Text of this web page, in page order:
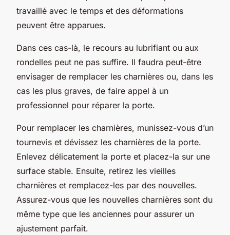
travaillé avec le temps et des déformations
peuvent être apparues.
Dans ces cas-là, le recours au lubrifiant ou aux
rondelles peut ne pas suffire. Il faudra peut-être
envisager de remplacer les charnières ou, dans les
cas les plus graves, de faire appel à un
professionnel pour réparer la porte.
Pour remplacer les charnières, munissez-vous d’un
tournevis et dévissez les charnières de la porte.
Enlevez délicatement la porte et placez-la sur une
surface stable. Ensuite, retirez les vieilles
charnières et remplacez-les par des nouvelles.
Assurez-vous que les nouvelles charnières sont du
même type que les anciennes pour assurer un
ajustement parfait.